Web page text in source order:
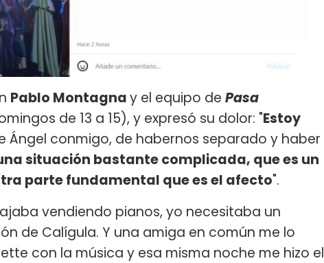
Pablo Montagnay el equipo de Pasa
de 13 a 15), y expresó su dolor: "Estoy
Ángel conmigo, de habernos separado y haber
situación bastante complicada, que es un
parte fundamental que es el afecto".
vendiendo pianos, yo necesitaba un
de Calígula. Y una amiga en común me lo
con la música y esa misma noche me hizo el